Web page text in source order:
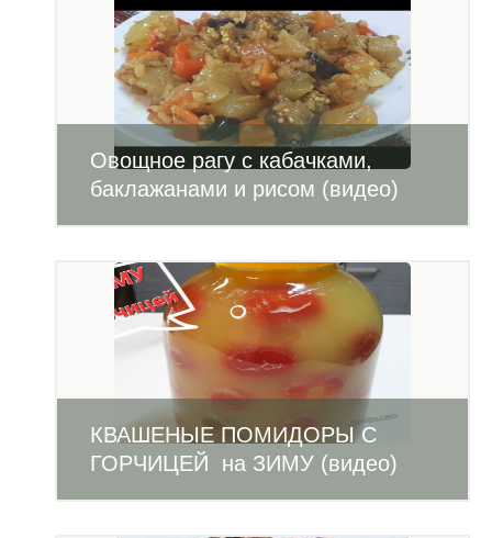
Овощное рагу с кабачками,
баклажанами и рисом (видео)
КВАШЕНЫЕ ПОМИДОРЫ С
ГОРЧИЦЕЙ на ЗИМУ (видео)